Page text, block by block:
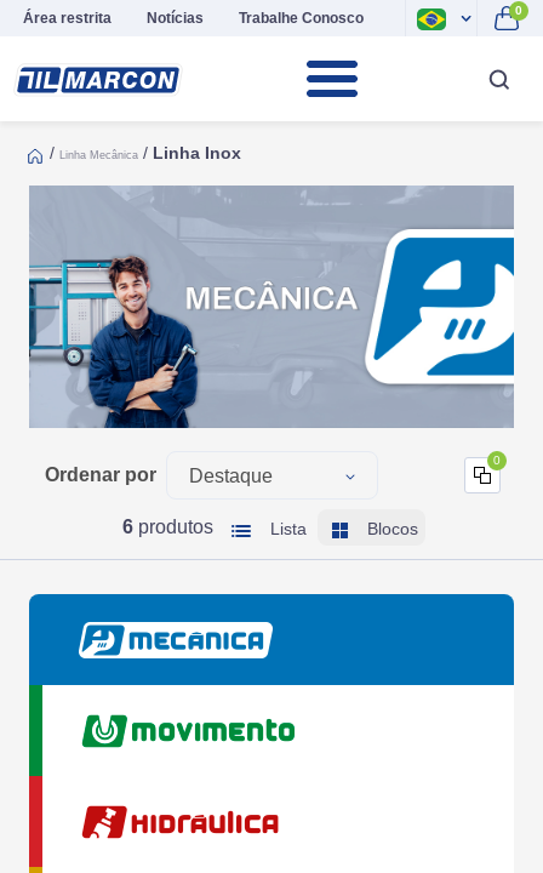
Área restrita Notícias Trabalhe Conosco 0
/ Linha Mecânica / Linha Inox
Ordenar por Destaque
Mais Recentes
0
6produtos Lista Blocos